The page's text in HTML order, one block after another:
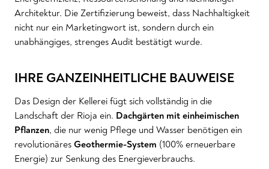
Architektur. Die Zertifizierung beweist, dass Nachhaltigkeit
nicht nur ein Marketingwort ist, sondern durch ein
unabhängiges, strenges Audit bestätigt wurde.
IHRE GANZEINHEITLICHE BAUWEISE
Das Design der Kellerei fügt sich vollständig in die
Landschaft der Rioja ein. Dachgärten mit einheimischen
Pflanzen, die nur wenig Pflege und Wasser benötigen ein
revolutionäres Geothermie-System (100% erneuerbare
Energie) zur Senkung des Energieverbrauchs.